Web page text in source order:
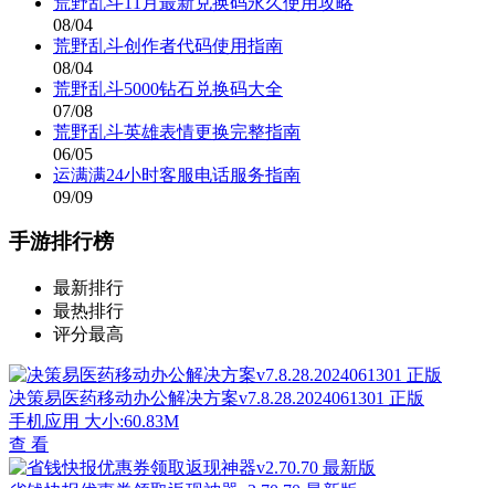
08/04
荒野乱斗创作者代码使用指南
08/04
荒野乱斗5000钻石兑换码大全
07/08
荒野乱斗英雄表情更换完整指南
06/05
运满满24小时客服电话服务指南
09/09
手游排行榜
最新排行
最热排行
评分最高
决策易医药移动办公解决方案v7.8.28.2024061301 正版
手机应用 大小:60.83M
查 看